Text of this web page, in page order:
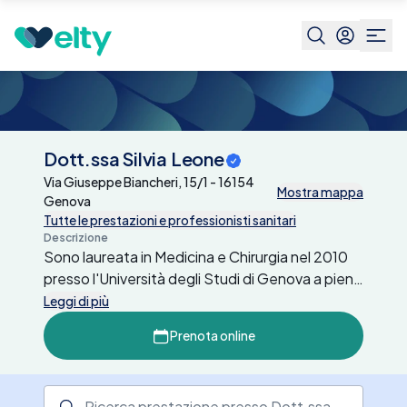
Dott.ssa Silvia Leone
Via Giuseppe Biancheri, 15/1 - 16154
Genova
Mostra mappa
Tutte le prestazioni e professionisti sanitari
Descrizione
Sono laureata in Medicina e Chirurgia nel 2010
presso l'Università degli Studi di Genova a pieni
voti assoluti, lode e medaglia accademica;
specializzata in Farmacologia e Tossicologia
Clinica presso l'Università degli Studi di Firenze
nel 2017 con pieni voti e lode. Ho esercitato per
oltre tre anni attività di tirocinio attivo presso il
Leggi di più
Prenota online